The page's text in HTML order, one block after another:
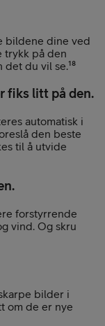
bildene dine ved
trykk på den
du vil se.¹⁸
fiks litt på den.
automatisk i
den beste
til å utvide
forstyrrende
vind. Og skru
bilder i
om de er nye